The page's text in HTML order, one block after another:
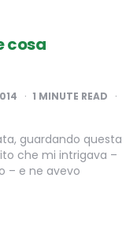
cosa
1 MINUTE READ
guardando questa
che mi intrigava –
– e ne avevo